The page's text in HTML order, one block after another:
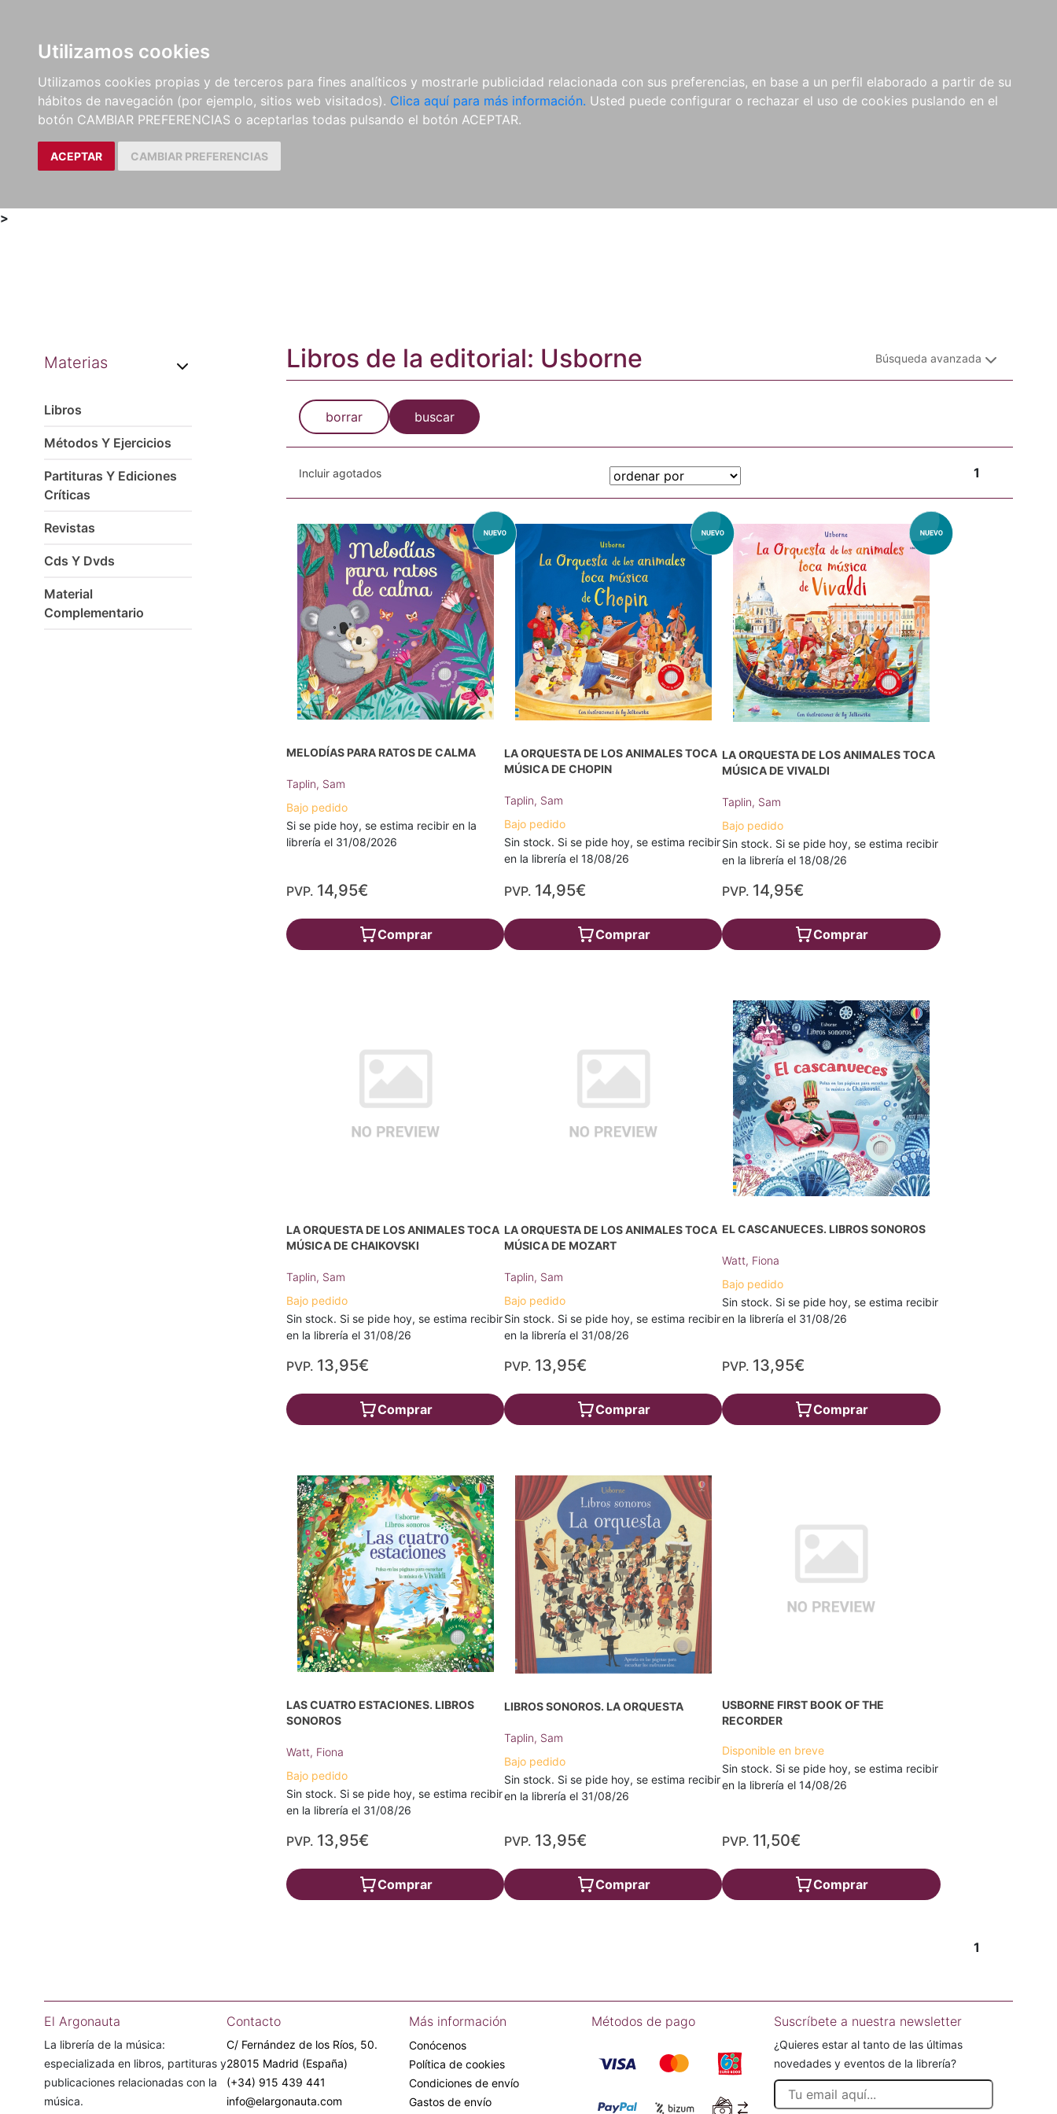
Utilizamos cookies
Utilizamos cookies propias y de terceros para fines analíticos y mostrarle publicidad relacionada con sus preferencias, en base a un perfil elaborado a partir de su
hábitos de navegación (por ejemplo, sitios web visitados). Clica aquí para más información. Usted puede configurar o rechazar el uso de cookies puslando en el
botón CAMBIAR PREFERENCIAS o aceptarlas todas pulsando el botón ACEPTAR.
ACEPTAR CAMBIAR PREFERENCIAS
LIBROS
MÉTODOS Y
EJERCICIOS
PARTITURAS Y EDICIONES
CRÍTICAS
REVISTAS
CDS Y
DVDS
MATERIAL
COMPLEMENTARIO
NOVEDADES NOTICIAS
COMPRAS
INSTITUCIONALES
>
Materias
Libros
Métodos Y Ejercicios
Partituras Y Ediciones
Críticas
Revistas
Cds Y Dvds
Material
Complementario
Libros de la editorial: Usborne Búsqueda avanzada
borrar buscar
Incluir agotados 1
MELODÍAS PARA RATOS DE CALMA
Taplin, Sam
Bajo pedido
Si se pide hoy, se estima recibir en la
librería el 31/08/2026
PVP. 14,95€
Comprar
LA ORQUESTA DE LOS ANIMALES TOCA
MÚSICA DE CHOPIN
Taplin, Sam
Bajo pedido
Sin stock. Si se pide hoy, se estima recibir
en la librería el 18/08/26
PVP. 14,95€
Comprar
LA ORQUESTA DE LOS ANIMALES TOCA
MÚSICA DE VIVALDI
Taplin, Sam
Bajo pedido
Sin stock. Si se pide hoy, se estima recibir
en la librería el 18/08/26
PVP. 14,95€
Comprar
LA ORQUESTA DE LOS ANIMALES TOCA
MÚSICA DE CHAIKOVSKI
Taplin, Sam
Bajo pedido
Sin stock. Si se pide hoy, se estima recibir
en la librería el 31/08/26
PVP. 13,95€
Comprar
LA ORQUESTA DE LOS ANIMALES TOCA
MÚSICA DE MOZART
Taplin, Sam
Bajo pedido
Sin stock. Si se pide hoy, se estima recibir
en la librería el 31/08/26
PVP. 13,95€
Comprar
EL CASCANUECES. LIBROS SONOROS
Watt, Fiona
Bajo pedido
Sin stock. Si se pide hoy, se estima recibir
en la librería el 31/08/26
PVP. 13,95€
Comprar
LAS CUATRO ESTACIONES. LIBROS
SONOROS
Watt, Fiona
Bajo pedido
Sin stock. Si se pide hoy, se estima recibir
en la librería el 31/08/26
PVP. 13,95€
Comprar
LIBROS SONOROS. LA ORQUESTA
Taplin, Sam
Bajo pedido
Sin stock. Si se pide hoy, se estima recibir
en la librería el 31/08/26
PVP. 13,95€
Comprar
USBORNE FIRST BOOK OF THE
RECORDER
Disponible en breve
Sin stock. Si se pide hoy, se estima recibir
en la librería el 14/08/26
PVP. 11,50€
Comprar
1
El Argonauta
La librería de la música:
especializada en libros, partituras y
publicaciones relacionadas con la
música.
Contacto
C/ Fernández de los Ríos, 50.
28015 Madrid (España)
(+34) 915 439 441
info@elargonauta.com
Más información
Conócenos
Política de cookies
Condiciones de envío
Gastos de envío
Métodos de pago Suscríbete a nuestra newsletter
¿Quieres estar al tanto de las últimas
novedades y eventos de la librería?